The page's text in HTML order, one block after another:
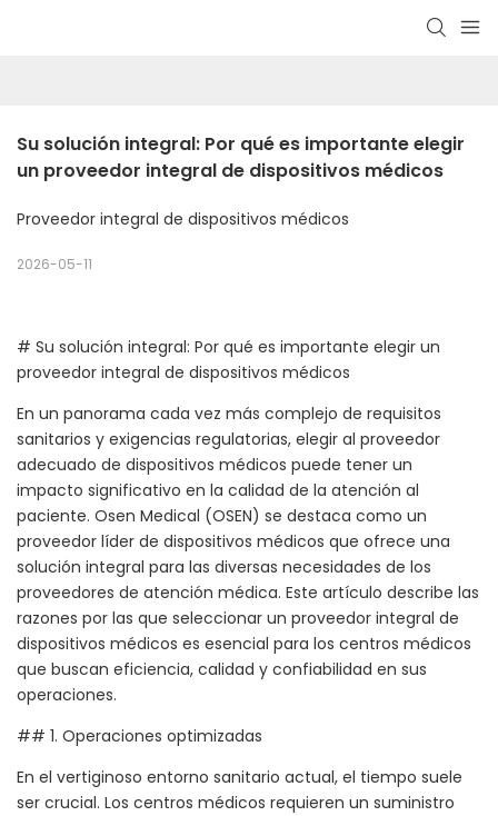
Su solución integral: Por qué es importante elegir
un proveedor integral de dispositivos médicos
Proveedor integral de dispositivos médicos
2026-05-11
# Su solución integral: Por qué es importante elegir un
proveedor integral de dispositivos médicos
En un panorama cada vez más complejo de requisitos
sanitarios y exigencias regulatorias, elegir al proveedor
adecuado de dispositivos médicos puede tener un
impacto significativo en la calidad de la atención al
paciente. Osen Medical (OSEN) se destaca como un
proveedor líder de dispositivos médicos que ofrece una
solución integral para las diversas necesidades de los
proveedores de atención médica. Este artículo describe las
razones por las que seleccionar un proveedor integral de
dispositivos médicos es esencial para los centros médicos
que buscan eficiencia, calidad y confiabilidad en sus
operaciones.
## 1. Operaciones optimizadas
En el vertiginoso entorno sanitario actual, el tiempo suele
ser crucial. Los centros médicos requieren un suministro